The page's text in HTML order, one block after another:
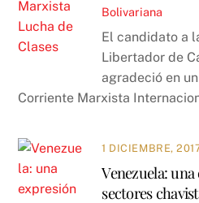
Bolivariana
El candidato a
Libertador de
agradeció en
Corriente Marxista
1 DICIEMBRE,
Venezuela:
sectores